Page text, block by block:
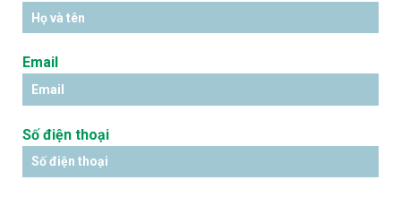
Email
Số điện thoại